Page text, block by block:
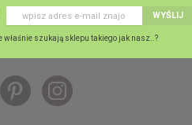
WYŚLIJ
właśnie szukają sklepu takiego jak nasz..?